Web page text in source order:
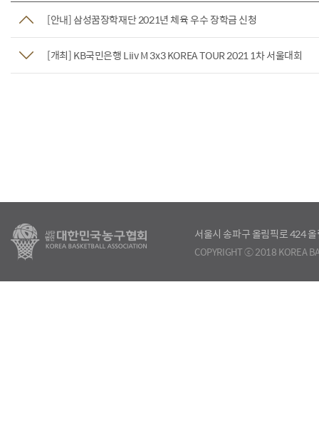
[안내] 삼성꿈장학재단 2021년 체육 우수 장학금 신청
[개최] KB국민은행 Liiv M 3x3 KOREA TOUR 2021 1차 서울대회
서울시 송파구 올림픽로 424
COPYRIGHT ⓒ 2018 KOREA